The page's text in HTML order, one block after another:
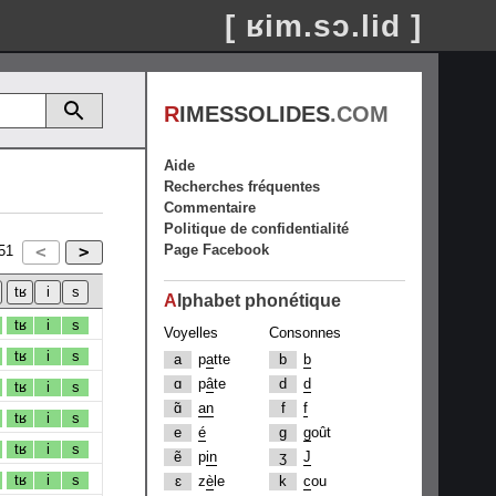
[ ʁim.sɔ.lid ]
tʁ i
s
tʁ
i
s
tʁ
i
s
tʁ
i
s
tʁ
i
s
tʁ
i s
RIMESSOLIDES.COM
Aide
Recherches fréquentes
Commentaire
Politique de confidentialité
Page Facebook
A lphabet phonétique
Voyelles
a
patte
ɑ
pâte
ɑ̃
an
e
é
ẽ
pin
ɛ
zè le
Consonnes
b
b
d
d
f
f
g
goût
ʒ
J
k
cou